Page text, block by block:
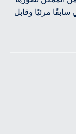
مرئيًا وقابل